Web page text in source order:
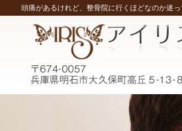
頭痛があるけれど、整骨院に行くほどなのか迷